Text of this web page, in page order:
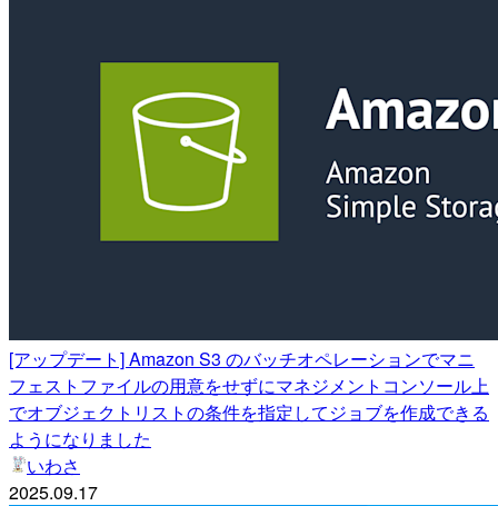
[アップデート] Amazon S3 のバッチオペレーションでマニ
フェストファイルの用意をせずにマネジメントコンソール上
でオブジェクトリストの条件を指定してジョブを作成できる
ようになりました
いわさ
2025.09.17